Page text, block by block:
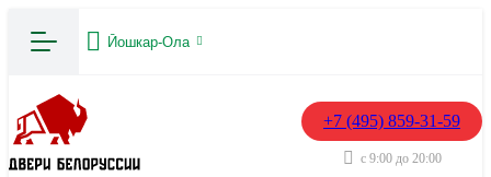
Йошкар-Ола
+7 (495) 859-31-59
с 9:00 до 20:00